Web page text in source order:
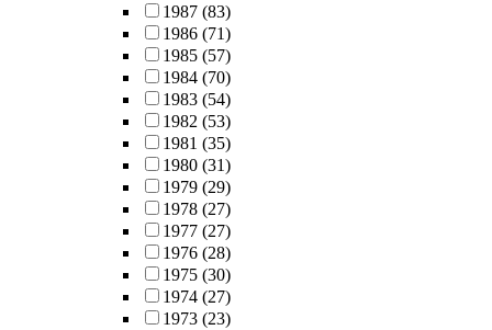
1987 (83)
1986 (71)
1985 (57)
1984 (70)
1983 (54)
1982 (53)
1981 (35)
1980 (31)
1979 (29)
1978 (27)
1977 (27)
1976 (28)
1975 (30)
1974 (27)
1973 (23)